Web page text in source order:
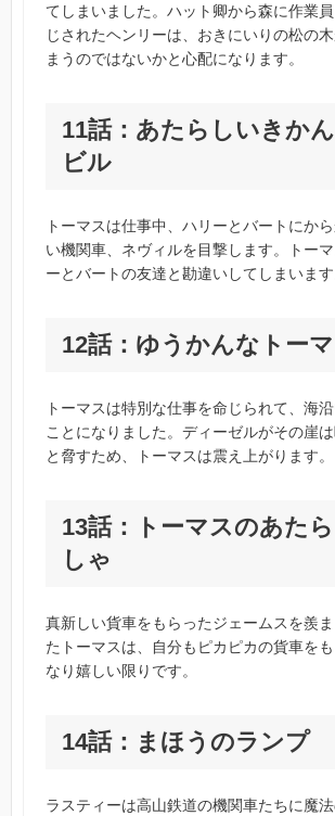
てしまいました。ハット卿から森に作業
じされたヘンリーは、おきにいりの松の
まうのではないかと心配になります。
11話：あたらしいきか
ビル
トーマスは仕事中、ハリーとバートにか
い機関車、ネヴィルを目撃します。トー
ーとバートの友達と勘違いしてしまいます
12話：ゆうかんなトー
トーマスは特別な仕事を命じられて、海
ことになりました。ディーゼルがその崖
と脅すため、トーマスは震え上がります。
13話：トーマスのあた
しゃ
真新しい貨車をもらったジェームスを羨
たトーマスは、自分もピカピカの貨車を
なり嬉しい限りです。
14話：まほうのランプ
ラスティーは高山鉄道の機関車たちに魔